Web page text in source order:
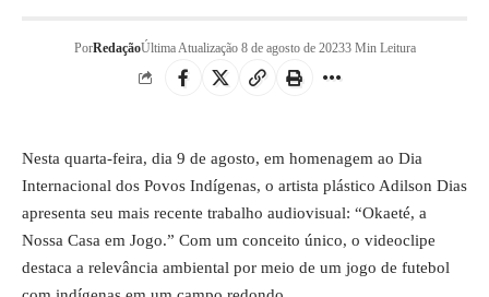
PorRedaçãoÚltima Atualização 8 de agosto de 20233 Min Leitura
Nesta quarta-feira, dia 9 de agosto, em homenagem ao Dia
Internacional dos Povos Indígenas, o artista plástico Adilson Dias
apresenta seu mais recente trabalho audiovisual: “Okaeté, a
Nossa Casa em Jogo.” Com um conceito único, o videoclipe
destaca a relevância ambiental por meio de um jogo de futebol